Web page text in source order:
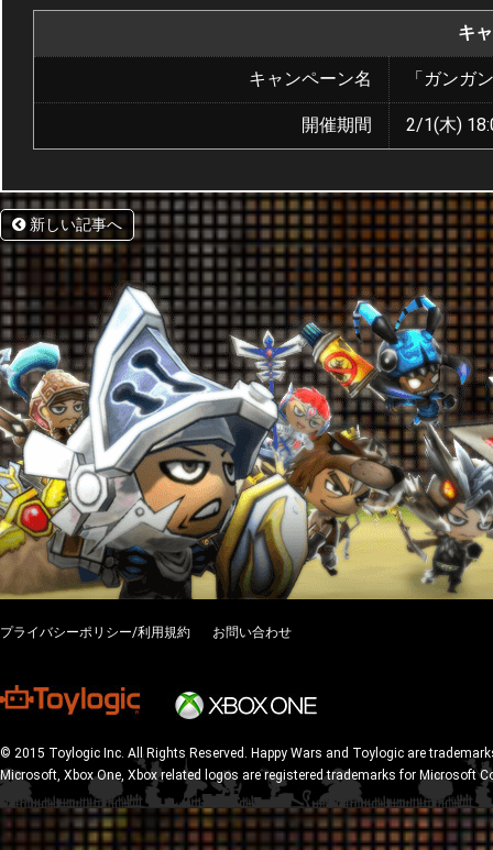
キ
キャンペーン名 「ガンガ
開催期間 2/1(木)
新しい記事へ
プライバシーポリシー/利用規約 お問い合わせ
© 2015 Toylogic Inc. All Rights Reserved. Happy Wars and Toylogic are
Microsoft, Xbox One, Xbox related logos are registered trademarks for Microsoft